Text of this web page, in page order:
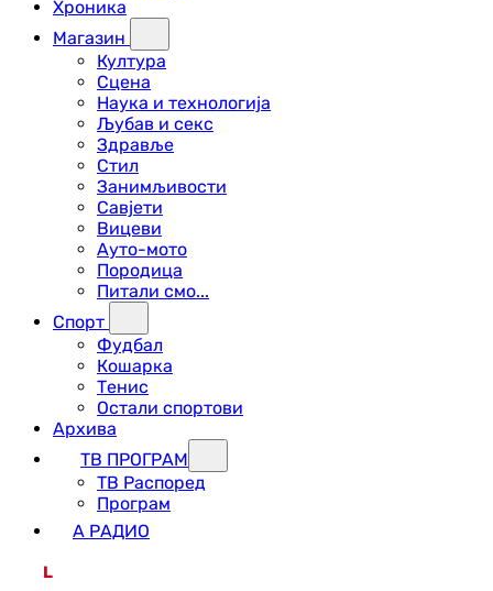
Хроника
Магазин
Култура
Сцена
Наука и технологија
Љубав и секс
Здравље
Стил
Занимљивости
Савјети
Вицеви
Ауто-мото
Породица
Питали смо...
Спорт
Фудбал
Кошарка
Тенис
Остали спортови
Архива
ТВ ПРОГРАМ
ТВ Распоред
Програм
А РАДИО
L